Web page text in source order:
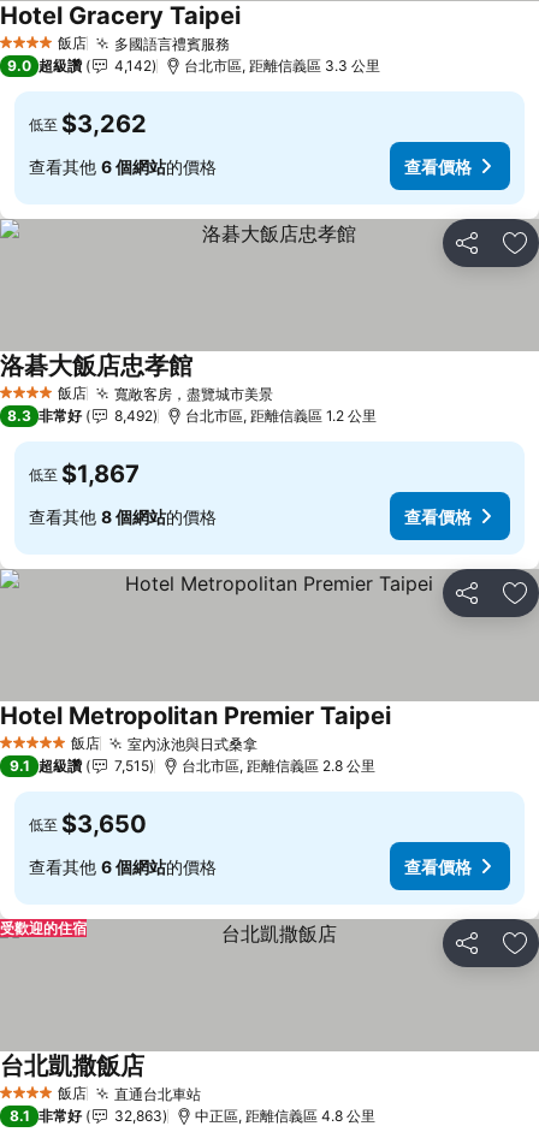
4 星級 飯店 多國語言禮賓服務
Hotel Gracery Taipei查看價格
9.0 超級讚 4,142 台北市區, 距離信義區 3.3 公里
低至 $3,262
查看其他 6 個網站的價格 查看價格
分享 加
4 星級 飯店 寬敞客房，盡覽城市美景查看價格
洛碁大飯店忠孝館
8.3 非常好 8,492 台北市區, 距離信義區 1.2 公里
低至 $1,867
查看其他 8 個網站的價格 查看價格
分享 加
5 星級 飯店 室內泳池與日式桑拿查看價格
Hotel Metropolitan Premier Taipei查看價格
9.1 超級讚 7,515 台北市區, 距離信義區 2.8 公里
低至 $3,650
查看其他 6 個網站的價格 查看價格
分享 加
受歡迎的住宿
4 星級 飯店 直通台北車站查看價格
台北凱撒飯店
8.1 非常好 32,863 中正區, 距離信義區 4.8 公里